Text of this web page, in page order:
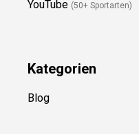
YouTube (50+ Sportarten)
Kategorien
Blog